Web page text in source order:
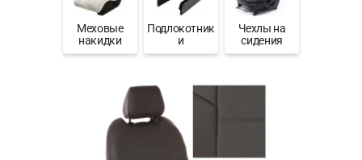
Меховые
накидки
Подлокотник
и
Чехлы на
сидения